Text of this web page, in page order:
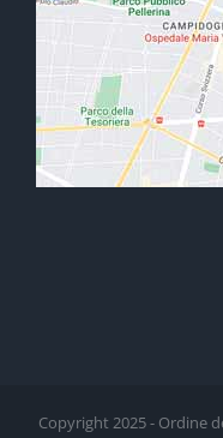
Copyright 2025 - Ordine